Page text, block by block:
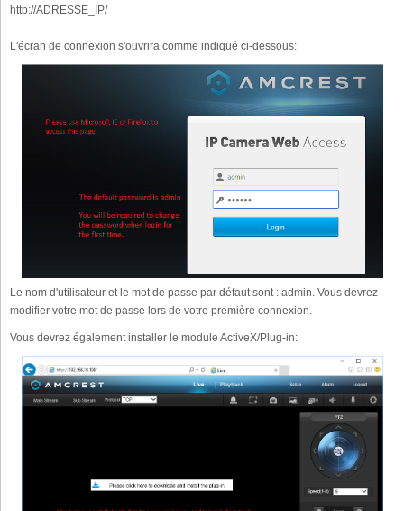
http://ADRESSE_IP/
L'écran de connexion s'ouvrira comme indiqué ci-dessous:
Le nom d'utilisateur et le mot de passe par défaut sont : admin. Vous devrez
modifier votre mot de passe lors de votre première connexion.
Vous devrez également installer le module ActiveX/Plug-in: